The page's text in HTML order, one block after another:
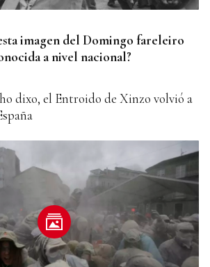
imagen del Domingo fareleiro
a nivel nacional?
dixo, el Entroido de Xinzo volvió a